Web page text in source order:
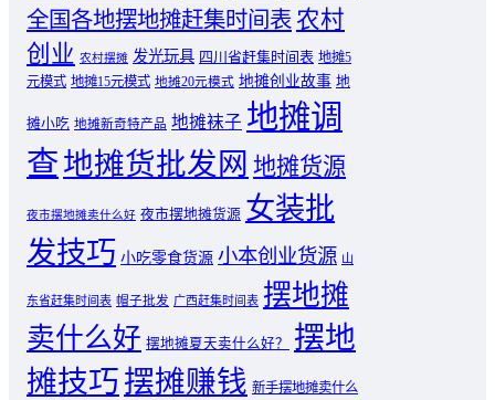
全国各地摆地摊赶集时间表 农村
创业 农村摆摊 发光玩具 四川省赶集时间表 地摊5
元模式 地摊15元模式 地摊20元模式 地摊创业故事 地
摊小吃 地摊新奇特产品 地摊袜子 地摊调
查地摊货批发网 地摊货源
夜市摆地摊卖什么好 夜市摆地摊货源 女装批
发技巧 小吃零食货源 小本创业货源 山
东省赶集时间表 帽子批发 广西赶集时间表 摆地摊
卖什么好 摆地摊夏天卖什么好？
摆地
摊技巧摆摊赚钱 新手摆地摊卖什么